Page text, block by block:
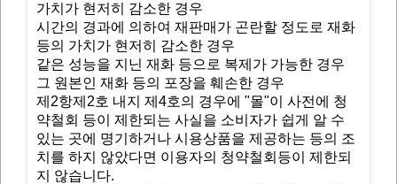
가치가 현저히 감소한 경우
시간의 경과에 의하여 재판매가 곤란할 정도로 재화
등의 가치가 현저히 감소한 경우
같은 성능을 지닌 재화 등으로 복제가 가능한 경우
그 원본인 재화 등의 포장을 훼손한 경우
제2항제2호 내지 제4호의 경우에 "몰"이 사전에 청
약철회 등이 제한되는 사실을 소비자가 쉽게 알 수
있는 곳에 명기하거나 시용상품을 제공하는 등의 조
치를 하지 않았다면 이용자의 청약철회등이 제한되
지 않습니다.